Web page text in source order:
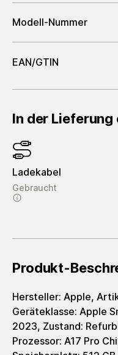
Modell-Nummer
EAN/GTIN
In der
Ladekabel
Gebraucht
Produkt-
Hersteller: Apple,
Geräteklasse: Apple
2023, Zustand:
Prozessor: A17 Pro